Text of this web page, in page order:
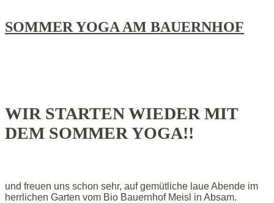
SOMMER YOGA AM BAUERNHOF
WIR STARTEN WIEDER MIT
DEM SOMMER YOGA!!
und freuen uns schon sehr, auf gemütliche laue Abende im
herrlichen Garten vom Bio Bauernhof Meisl in Absam.